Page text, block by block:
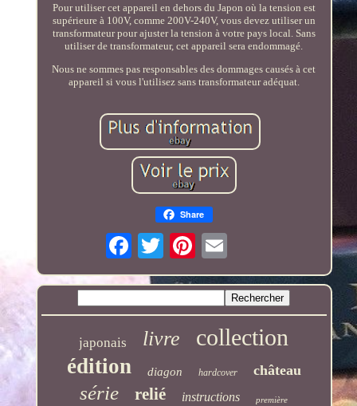
Pour utiliser cet appareil en dehors du Japon où la tension est
supérieure à 100V, comme 200V-240V, vous devez utiliser un
transformateur pour ajuster la tension à votre pays local. Sans
utiliser de transformateur, cet appareil sera endommagé.
Nous ne sommes pas responsables des dommages causés à cet
appareil si vous l'utilisez sans transformateur adéquat.
Share
japonais livre collection
édition diagon hardcover château
série relié instructions première